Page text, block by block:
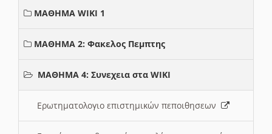
ΜΑΘΗΜΑ WIKI 1
ΜΑΘΗΜΑ 2: Φακελος Πεμπτης
ΜΑΘΗΜΑ 4: Συνεχεια στα WIKI
Ερωτηματολογιο επιστημικών πεποιθησεων